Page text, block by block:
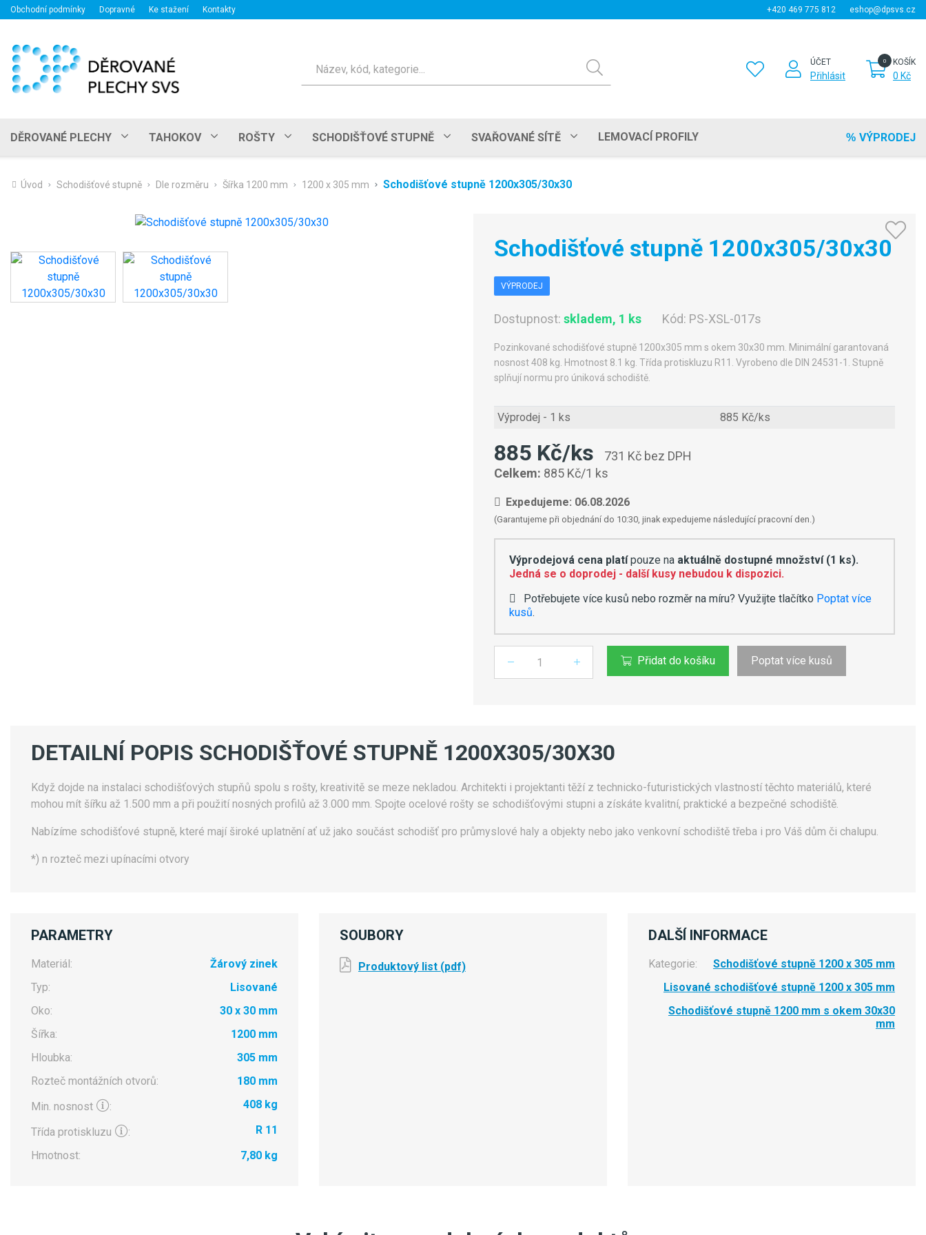
Obchodní podmínky Dopravné Ke stažení Kontakty +420 469 775 812 eshop@dpsvs.cz
ÚČET
Přihlásit
KOŠÍK
0 Kč
DĚROVANÉ PLECHY TAHOKOV ROŠTY SCHODIŠŤOVÉ STUPNĚ SVAŘOVANÉ SÍTĚ LEMOVACÍ PROFILY VÝPRODEJ
Úvod Schodišťové stupně Dle rozměru Šířka 1200 mm 1200 x 305 mm Schodišťové stupně 1200x305/30x30
Schodišťové stupně 1200x305/30x30
VÝPRODEJ
Dostupnost: skladem, 1 ks Kód: PS-XSL-017s
Pozinkované schodišťové stupně 1200x305 mm s okem 30x30 mm. Minimální garantovaná
nosnost 408 kg. Hmotnost 8.1 kg. Třída protiskluzu R11. Vyrobeno dle DIN 24531-1. Stupně
splňují normu pro úniková schodiště.
Výprodej - 1 ks 885 Kč/ks
885 Kč/ks
731 Kč bez DPH
Celkem: 885 Kč/1 ks
Expedujeme: 06.08.2026
(Garantujeme při objednání do 10:30, jinak expedujeme následující pracovní den.)
Výprodejová cena platípouze na aktuálně dostupné množství (1 ks).
Jedná se o doprodej - další kusy nebudou k dispozici.
Potřebujete více kusů nebo rozměr na míru? Využijte tlačítko Poptat více
kusů.
Přidat do košíku Poptat více kusů
DETAILNÍ POPIS SCHODIŠŤOVÉ STUPNĚ 1200X305/30X30
Když dojde na instalaci schodišťových stupňů spolu s rošty, kreativitě se meze nekladou. Architekti i projektanti těží z technicko-futuristických vlastností těchto materiálů, které
mohou mít šířku až 1.500 mm a při použití nosných profilů až 3.000 mm. Spojte ocelové rošty se schodišťovými stupni a získáte kvalitní, praktické a bezpečné schodiště.
Nabízíme schodišťové stupně, které mají široké uplatnění ať už jako součást schodišť pro průmyslové haly a objekty nebo jako venkovní schodiště třeba i pro Váš dům či chalupu.
*) n rozteč mezi upínacími otvory
PARAMETRY
Materiál:
Žárový zinek
Typ:
Lisované
Oko:
30 x 30 mm
Šířka:
1200 mm
Hloubka:
305 mm
Rozteč montážních otvorů:
180 mm
Min. nosnost
: 408 kg
Třída protiskluzu :
R 11
Hmotnost:
7,80 kg
SOUBORY
Produktový list (pdf)
DALŠÍ INFORMACE
Kategorie:
Schodišťové stupně 1200 x 305 mm
Lisované schodišťové stupně 1200 x 305 mm
Schodišťové stupně 1200 mm s okem 30x30
mm